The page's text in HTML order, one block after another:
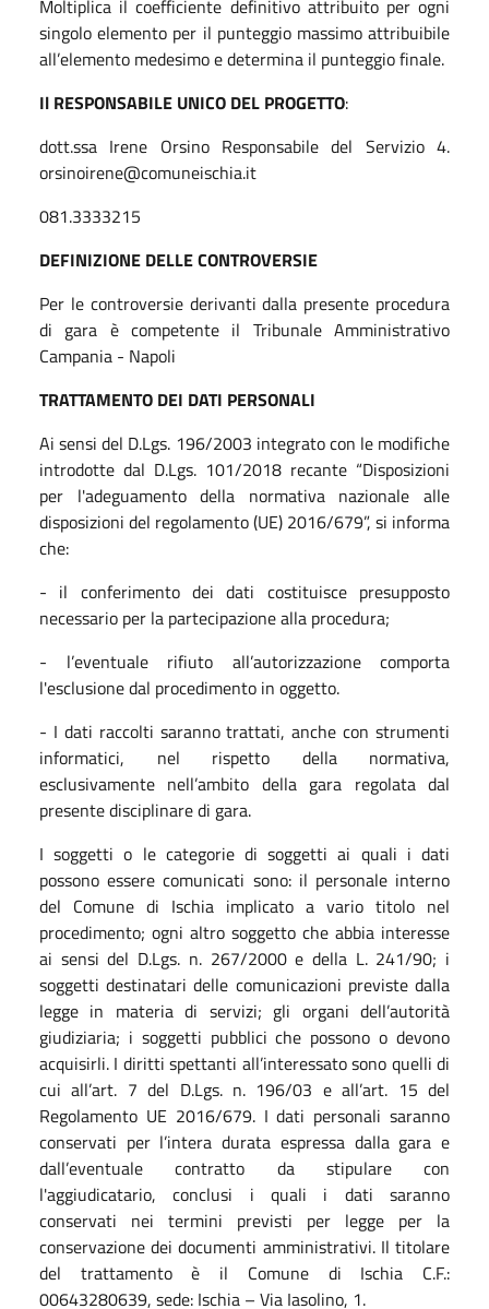
Moltiplica il coefficiente definitivo attribuito per ogni
singolo elemento per il punteggio massimo attribuibile
all’elemento medesimo e determina il punteggio finale.
Il RESPONSABILE UNICO DEL PROGETTO:
dott.ssa Irene Orsino Responsabile del Servizio 4.
orsinoirene@comuneischia.it
081.3333215
DEFINIZIONE DELLE CONTROVERSIE
Per le controversie derivanti dalla presente procedura
di gara è competente il Tribunale Amministrativo
Campania - Napoli
TRATTAMENTO DEI DATI PERSONALI
Ai sensi del D.Lgs. 196/2003 integrato con le modifiche
introdotte dal D.Lgs. 101/2018 recante “Disposizioni
per l'adeguamento della normativa nazionale alle
disposizioni del regolamento (UE) 2016/679”, si informa
che:
- il conferimento dei dati costituisce presupposto
necessario per la partecipazione alla procedura;
- l’eventuale rifiuto all’autorizzazione comporta
l'esclusione dal procedimento in oggetto.
- I dati raccolti saranno trattati, anche con strumenti
informatici, nel rispetto della normativa,
esclusivamente nell’ambito della gara regolata dal
presente disciplinare di gara.
I soggetti o le categorie di soggetti ai quali i dati
possono essere comunicati sono: il personale interno
del Comune di Ischia implicato a vario titolo nel
procedimento; ogni altro soggetto che abbia interesse
ai sensi del D.Lgs. n. 267/2000 e della L. 241/90; i
soggetti destinatari delle comunicazioni previste dalla
legge in materia di servizi; gli organi dell’autorità
giudiziaria; i soggetti pubblici che possono o devono
acquisirli. I diritti spettanti all’interessato sono quelli di
cui all’art. 7 del D.Lgs. n. 196/03 e all’art. 15 del
Regolamento UE 2016/679. I dati personali saranno
conservati per l’intera durata espressa dalla gara e
dall’eventuale contratto da stipulare con
l'aggiudicatario, conclusi i quali i dati saranno
conservati nei termini previsti per legge per la
conservazione dei documenti amministrativi. Il titolare
del trattamento è il Comune di Ischia C.F.:
00643280639, sede: Ischia – Via Iasolino, 1.